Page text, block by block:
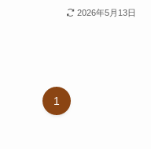
2026年5月13日
1